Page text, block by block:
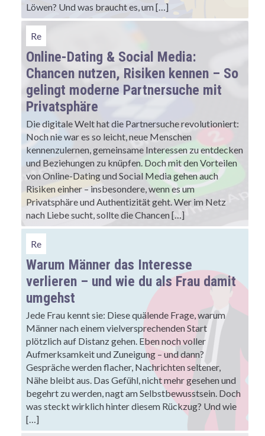
Löwen? Und was braucht es, um […]
Re
Online-Dating & Social Media:
Chancen nutzen, Risiken kennen – So
gelingt moderne Partnersuche mit
Privatsphäre
Die digitale Welt hat die Partnersuche revolutioniert:
Noch nie war es so leicht, neue Menschen
kennenzulernen, gemeinsame Interessen zu entdecken
und Beziehungen zu knüpfen. Doch mit den Vorteilen
von Online-Dating und Social Media gehen auch
Risiken einher – insbesondere, wenn es um
Privatsphäre und Authentizität geht. Wer im Netz
nach Liebe sucht, sollte die Chancen […]
Re
Warum Männer das Interesse
verlieren – und wie du als Frau damit
umgehst
Jede Frau kennt sie: Diese quälende Frage, warum
Männer nach einem vielversprechenden Start
plötzlich auf Distanz gehen. Eben noch voller
Aufmerksamkeit und Zuneigung – und dann?
Gespräche werden flacher, Nachrichten seltener,
Nähe bleibt aus. Das Gefühl, nicht mehr gesehen und
begehrt zu werden, nagt am Selbstbewusstsein. Doch
was steckt wirklich hinter diesem Rückzug? Und wie
[…]